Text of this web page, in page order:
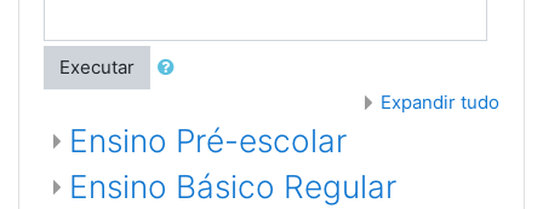
Executar
Expandir tudo
Ensino Pré-escolar
Ensino Básico Regular